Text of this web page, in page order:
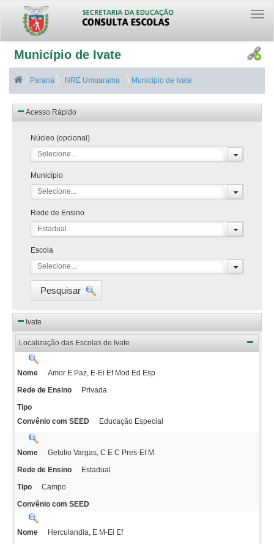
Município de Ivate
Paraná NRE Umuarama Município de Ivate
Acesso Rápido
Núcleo (opcional)
Selecione...
Município
Selecione...
Rede de Ensino
Estadual
Escola
Selecione...
Pesquisar
Ivate
Localização das Escolas de Ivate
Nome Amor E Paz, E-Ei Ef Mod Ed Esp
Rede de Ensino Privada
Tipo
Convênio com SEED
Educação Especial
Nome Getulio Vargas, C E C Pres-Ef M
Rede de Ensino Estadual
Tipo Campo
Convênio com SEED
Nome Herculandia, E M-Ei Ef